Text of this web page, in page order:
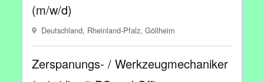
(m/w/d)
Deutschland, Rheinland-Pfalz, Göllheim
Zerspanungs- / Werkzeugmechaniker